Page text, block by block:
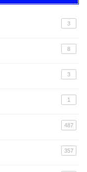
3
8
3
1
487
357